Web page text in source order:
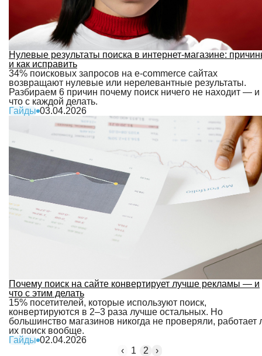
Нулевые результаты поиска в интернет-магазине:
и как исправить
34% поисковых запросов на e-commerce сайтах
возвращают нулевые или нерелевантные результаты.
Разбираем 6 причин почему поиск ничего не находит — и
что с каждой делать.
Гайды 03.04.2026
Почему поиск на сайте конвертирует лучше рекламы — и
что с этим делать
15% посетителей, которые используют поиск,
конвертируются в 2–3 раза лучше остальных. Но
большинство магазинов никогда не проверяли, работает
их поиск вообще.
Гайды 02.04.2026
‹
1 2 ›